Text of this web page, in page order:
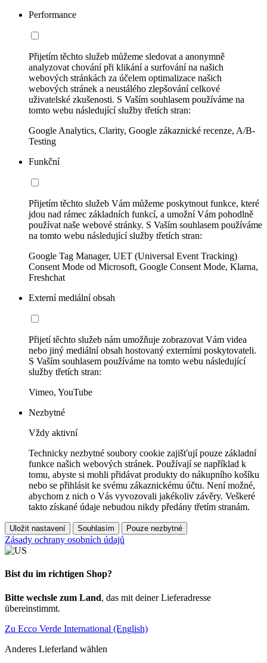
Performance
Přijetím těchto služeb můžeme sledovat a anonymně
analyzovat chování při klikání a surfování na našich
webových stránkách za účelem optimalizace našich
webových stránek a neustálého zlepšování celkové
uživatelské zkušenosti. S Vaším souhlasem používáme na
tomto webu následující služby třetích stran:
Google Analytics, Clarity, Google zákaznické recenze, A/B-
Testing
Funkční
Přijetím těchto služeb Vám můžeme poskytnout funkce, které
jdou nad rámec základních funkcí, a umožní Vám pohodlně
používat naše webové stránky. S Vaším souhlasem používáme
na tomto webu následující služby třetích stran:
Google Tag Manager, UET (Universal Event Tracking)
Consent Mode od Microsoft, Google Consent Mode, Klarna,
Freshchat
Externí mediální obsah
Přijetí těchto služeb nám umožňuje zobrazovat Vám videa
nebo jiný mediální obsah hostovaný externími poskytovateli.
S Vaším souhlasem používáme na tomto webu následující
služby třetích stran:
Vimeo, YouTube
Nezbytné
Vždy aktivní
Technicky nezbytné soubory cookie zajišťují pouze základní
funkce našich webových stránek. Používají se například k
tomu, abyste si mohli přidávat produkty do nákupního košíku
nebo se přihlásit ke svému zákaznickému účtu. Není možné,
abychom z nich o Vás vyvozovali jakékoliv závěry. Veškeré
takto získané údaje nebudou nikdy předány třetím stranám.
Uložit nastavení Souhlasím Pouze nezbytné
Zásady ochrany osobních údajů
Bist du im richtigen Shop?
Bitte wechsle zum Land, das mit deiner Lieferadresse
übereinstimmt.
Zu Ecco Verde International (English)
Anderes Lieferland wählen